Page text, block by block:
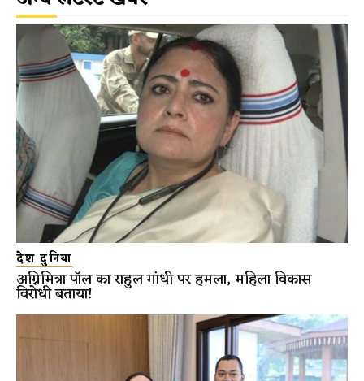
देश दुनिया
अग्निमित्रा पॉल का राहुल गांधी पर हमला, महिला विकास
विरोधी बताया!